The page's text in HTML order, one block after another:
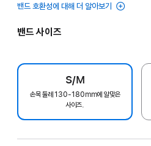
밴드 호환성에 대해 더 알아보기
밴드 사이즈
S/M
손목 둘레 130-180mm에 알맞은
사이즈.